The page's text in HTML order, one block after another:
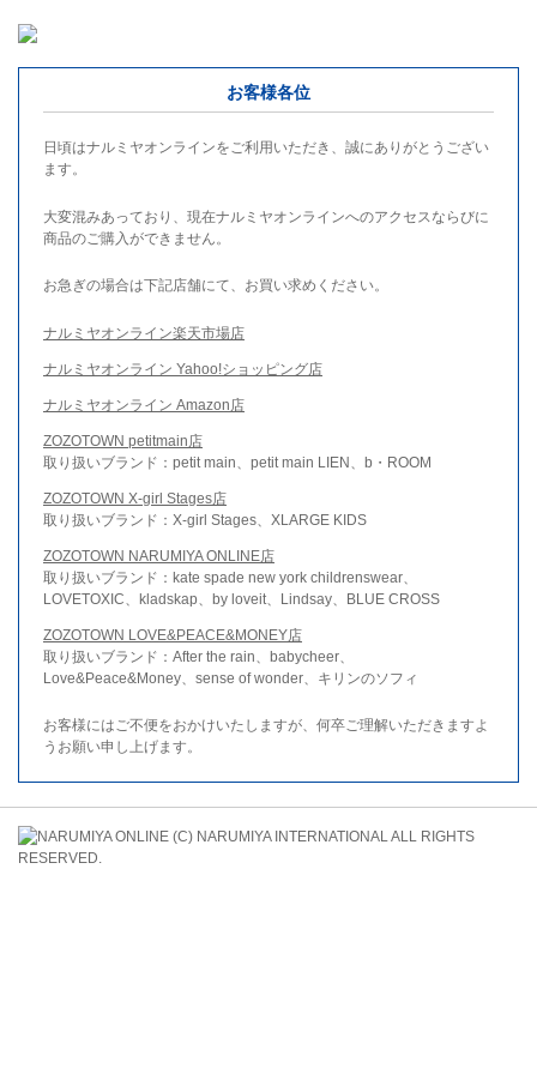
お客様各位
日頃はナルミヤオンラインをご利用いただき、誠にありがとうござい
ます。
大変混みあっており、現在ナルミヤオンラインへのアクセスならびに
商品のご購入ができません。
お急ぎの場合は下記店舗にて、お買い求めください。
ナルミヤオンライン楽天市場店
ナルミヤオンライン Yahoo!ショッピング店
ナルミヤオンライン Amazon店
ZOZOTOWN petitmain店
取り扱いブランド：petit main、petit main LIEN、b・ROOM
ZOZOTOWN X-girl Stages店
取り扱いブランド：X-girl Stages、XLARGE KIDS
ZOZOTOWN NARUMIYA ONLINE店
取り扱いブランド：kate spade new york childrenswear、
LOVETOXIC、kladskap、by loveit、Lindsay、BLUE CROSS
ZOZOTOWN LOVE&PEACE&MONEY店
取り扱いブランド：After the rain、babycheer、
Love&Peace&Money、sense of wonder、キリンのソフィ
お客様にはご不便をおかけいたしますが、何卒ご理解いただきますよ
うお願い申し上げます。